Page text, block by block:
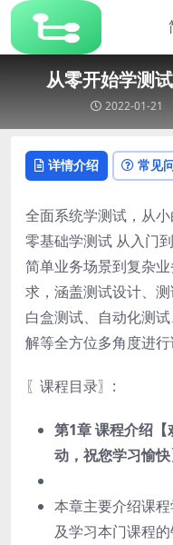
从零开始学测
2022-01-21
详情介绍 常见
全面系统学测试，从
零基础学测试 从入门
简单业务场景到复杂
求，涵盖测试设计、测
白盒测试、自动化测
解等全方位多角度进行
〖课程目录〗:
第1章 课程介绍
动，祝您学习愉快
本章主要介绍课
及学习本门课程